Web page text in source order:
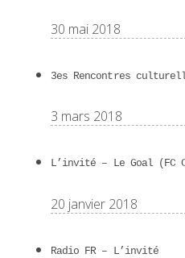
30 mai 2018
3es Rencontres
3 mars 2018
L’invité – Le Goal (FC
20 janvier 2018
Radio FR – L’invité